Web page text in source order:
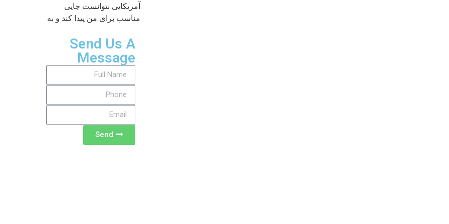
آمریکایی نتوانست جایی
مناسب برای من پیدا کند و به
Send Us A
Message
Send